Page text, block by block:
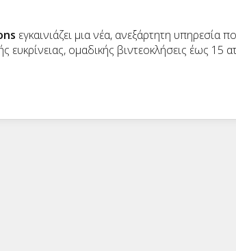
εγκαινιάζει μια νέα, ανεξάρτητη υπηρεσία
ευκρίνειας, ομαδικής βιντεοκλήσεις έως 15